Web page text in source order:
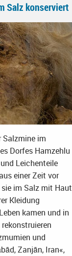
Salz konserviert
Salzmine im
Dorfes Hamzehlu
Leichenteile
einer Zeit vor
im Salz mit Haut
Kleidung
kamen und in
und
Zanjān, Iran«,